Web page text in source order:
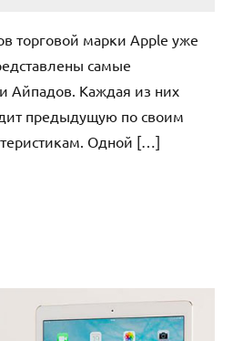
торговой марки Apple уже
самые
Айпадов. Каждая из них
предыдущую по своим
Одной […]